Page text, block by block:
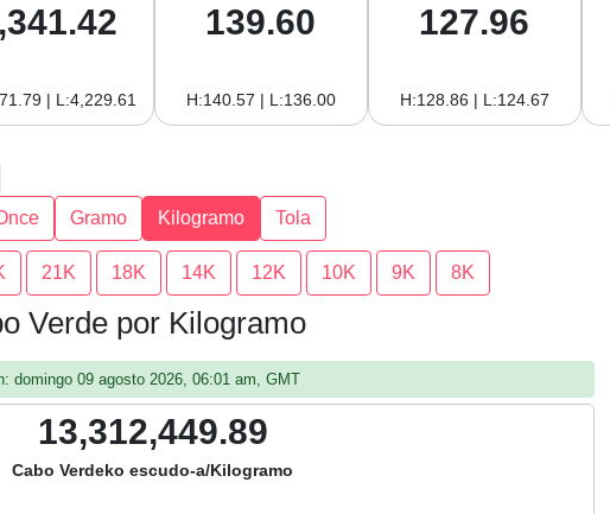
| L:4,229.61
139.60
H:140.57 | L:136.00
127.96
H:128.86 | L:124.67
Gramo Kilogramo Tola
21K 18K 14K 12K 10K 9K 8K
Verde por Kilogramo
domingo 09 agosto 2026, 06:01 am, GMT
13,312,449.89
Cabo Verdeko escudo-a/Kilogramo